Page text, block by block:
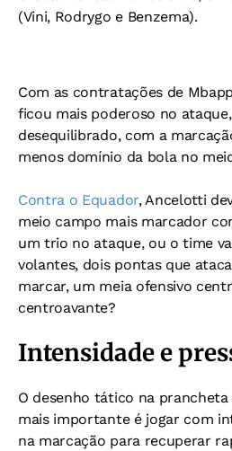
(Vini, Rodrygo e Benzema).
Com as contratações de
ficou mais poderoso no
desequilibrado, com a
menos domínio da bola no
Contra o Equador, Ancelotti
meio campo mais marcador
um trio no ataque, ou o time
volantes, dois pontas que
marcar, um meia ofensivo
centroavante?
Intensidade e
O desenho tático na
mais importante é jogar com
na marcação para recuperar